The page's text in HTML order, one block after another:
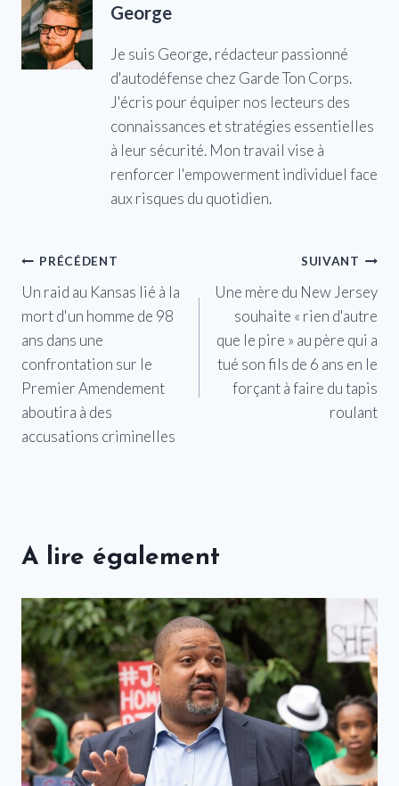
George
Je suis George, rédacteur passionné
d'autodéfense chez Garde Ton Corps.
J'écris pour équiper nos lecteurs des
connaissances et stratégies essentielles
à leur sécurité. Mon travail vise à
renforcer l'empowerment individuel face
aux risques du quotidien.
Navigation
de
l’article
PRÉCÉDENT
Un raid au Kansas lié à la
mort d'un homme de 98
ans dans une
confrontation sur le
Premier Amendement
aboutira à des
accusations criminelles
SUIVANT
Une mère du New Jersey
souhaite « rien d'autre
que le pire » au père qui a
tué son fils de 6 ans en le
forçant à faire du tapis
roulant
A lire également